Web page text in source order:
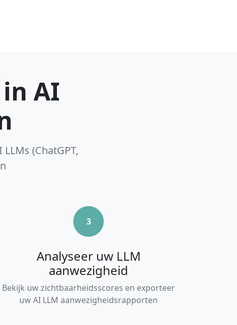
AI
(ChatGPT,
3
Analyseer uw LLM
aanwezigheid
Bekijk uw zichtbaarheidsscores en exporteer
uw AI LLM aanwezigheidsrapporten